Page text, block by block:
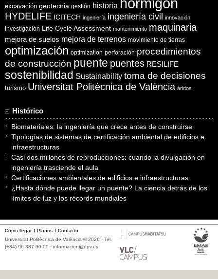
excavación geotecnia gestión historia hormigón
HYDELIFE ICITECH ingeniería ingeniería civil innovación
investigación Life Cycle Assessment mantenimiento maquinaria
mejora de suelos mejora de terrenos movimiento de tierras
optimización optimization perforación procedimientos
de construcción puente puentes RESILIFE
sostenibilidad Sustainability toma de decisiones
turismo Universitat Politècnica de València áridos
Histórico
Biomateriales: la ingeniería que crece antes de construirse
Tipologías de sistemas de certificación ambiental de edificios e
infraestructuras
Casi dos millones de reproducciones: cuando la divulgación en
ingeniería trasciende el aula
Certificaciones ambientales de edificios e infraestructuras
¿Hasta dónde puede llegar un puente? La ciencia detrás de los
límites de luz y los récords mundiales
Cómo llegar Planos
Contacto
Universitat Politècnica de València © 2026 · Tel.
(+34) 96 387 90 00 · informacion@upv.es